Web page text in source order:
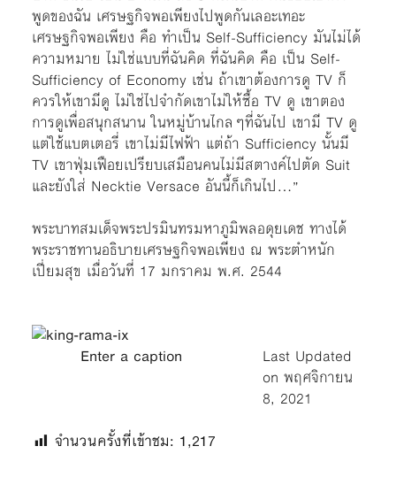
พูดของฉัน เศรษฐกิจพอเพียงไปพูดกันเลอะเทอะ
เศรษฐกิจพอเพียง คือ ทำเป็น Self-Sufficiency มันไม่ได้
ความหมาย ไม่ใช่แบบที่ฉันคิด ที่ฉันคิด คือ เป็น Self-
Sufficiency of Economy เช่น ถ้าเขาต้องการดู TV ก็
ควรให้เขามีดู ไม่ใช่ไปจำกัดเขาไม่ให้ซื้อ TV ดู เขาตอง
การดูเพื่อสนุกสนาน ในหมู่บ้านไกลๆที่ฉันไป เขามี TV ดู
แต่ใช้แบตเตอรี่ เขาไม่มีไฟฟ้า แต่ถ้า Sufficiency นั้นมี
TV เขาฟุ่มเฟือยเปรียบเสมือนคนไม่มีสตางค์ไปตัด Suit
และยังใส่ Necktie Versace อันนี้ก็เกินไป…”
พระบาทสมเด็จพระปรมินทรมหาภูมิพลอดุยเดช ทางได้
พระราชทานอธิบายเศรษฐกิจพอเพียง ณ พระตำหนัก
เปี่ยมสุข เมื่อวันที่ 17 มกราคม พ.ศ. 2544
Enter a caption
Last Updated
on พฤศจิกายน
8, 2021
จำนวนครั้งที่เข้าชม: 1,217